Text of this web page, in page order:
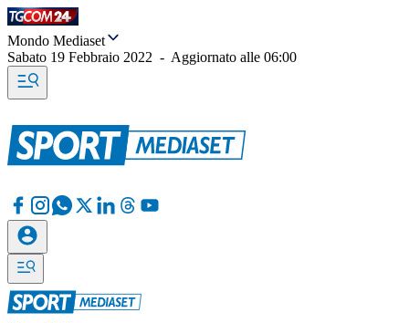
Mondo Mediaset
Sabato 19 Febbraio 2022 - Aggiornato alle 06:00